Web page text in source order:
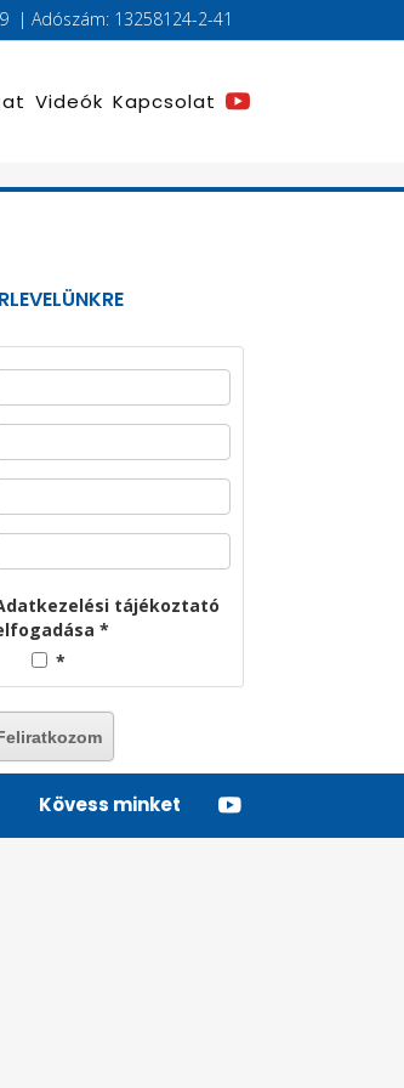
| Adószám: 13258124-2-41
Videók Kapcsolat
tájékoztató
Kövess minket